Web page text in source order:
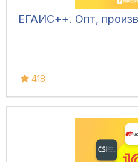
ЕГАИС++. Опт,
418